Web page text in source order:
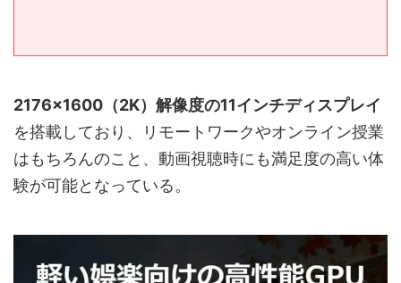
2176×1600（2K）解像度の11インチディスプレイ
を搭載しており、リモートワークやオンライン授業
はもちろんのこと、動画視聴時にも満足度の高い体
験が可能となっている。